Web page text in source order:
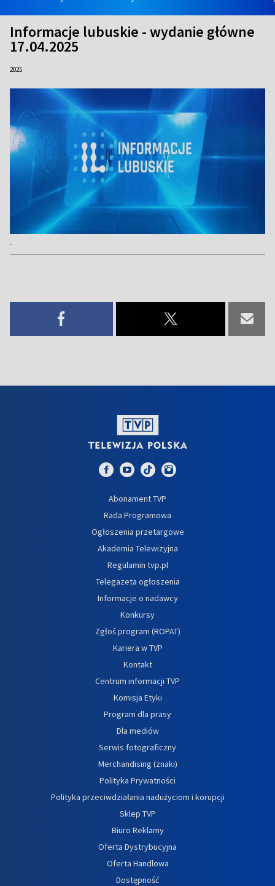
Informacje lubuskie - wydanie główne
17.04.2025
2025
.
Abonament TVP
Rada Programowa
Ogłoszenia przetargowe
Akademia Telewizyjna
Regulamin tvp.pl
Telegazeta ogłoszenia
Informacje o nadawcy
Konkursy
Zgłoś program (ROPAT)
Kariera w TVP
Kontakt
Centrum informacji TVP
Komisja Etyki
Program dla prasy
Dla mediów
Serwis fotograficzny
Merchandising (znaki)
Polityka Prywatności
Polityka przeciwdziałania nadużyciom i korupcji
Sklep TVP
Biuro Reklamy
Oferta Dystrybucyjna
Oferta Handlowa
Dostępność